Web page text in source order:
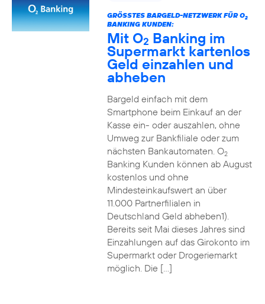
GRÖSSTES BARGELD-NETZWERK FÜR O 2
BANKING KUNDEN:
Mit O2 Banking im
Supermarkt kartenlos
Geld einzahlen und
abheben
Bargeld einfach mit dem
Smartphone beim Einkauf an der
Kasse ein- oder auszahlen, ohne
Umweg zur Bankfiliale oder zum
nächsten Bankautomaten. O2
Banking Kunden können ab August
kostenlos und ohne
Mindesteinkaufswert an über
11.000 Partnerfilialen in
Deutschland Geld abheben1).
Bereits seit Mai dieses Jahres sind
Einzahlungen auf das Girokonto im
Supermarkt oder Drogeriemarkt
möglich. Die […]